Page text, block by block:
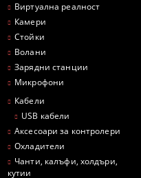
Виртуална реалност
Камери
Стойки
Волани
Зарядни станции
Микрофони
Кабели
USB кабели
Аксесоари за контролери
Охладители
Чанти, калъфи, холдъри,
кутии